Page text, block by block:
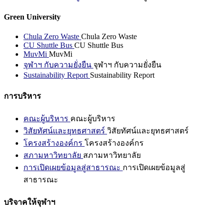
Green University
Chula Zero Waste Chula Zero Waste
CU Shuttle Bus CU Shuttle Bus
MuvMi MuvMi
จุฬาฯ กับความยั่งยืน จุฬาฯ กับความยั่งยืน
Sustainability Report Sustainability Report
การบริหาร
คณะผู้บริหาร คณะผู้บริหาร
วิสัยทัศน์และยุทธศาสตร์ วิสัยทัศน์และยุทธศาสตร์
โครงสร้างองค์กร โครงสร้างองค์กร
สภามหาวิทยาลัย สภามหาวิทยาลัย
การเปิดเผยข้อมูลสู่สาธารณะ การเปิดเผยข้อมูลสู่
สาธารณะ
บริจาคให้จุฬาฯ